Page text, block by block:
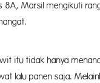
8A, Marsil mengikuti
itu tidak hanya
lalu panen saja.